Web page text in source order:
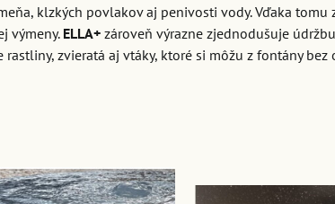
klzkých povlakov aj penivosti vody. Vďaka
výmeny. ELLA+ zároveň výrazne zjednodušuje
rastliny, zvieratá aj vtáky, ktoré si môžu z fontány